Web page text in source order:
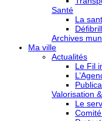
Santé
La
Archives
Ma ville
Actualités
Le Fil
Valorisation
Le